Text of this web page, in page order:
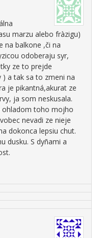
marzu alebo fràzigu)
na balkone ,či na
odoberaju syr,
ze to prejde
a tak sa to zmeni na
je pikantná,akurat ze
ja som neskusala.
ohladom toho mojho
nevadi ze nieje
dokonca lepsiu chut.
dusku. S dyñami a